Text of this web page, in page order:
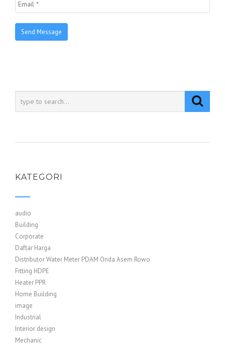
KATEGORI
audio
Building
Corporate
Daftar Harga
Distributor Water Meter PDAM Onda Asem Rowo
Fitting HDPE
Heater PPR
Home Building
image
Industrial
Interior design
Mechanic